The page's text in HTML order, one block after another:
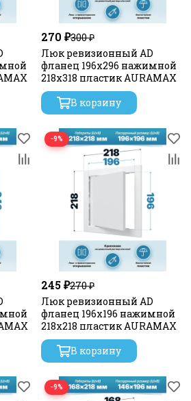
270 ₽300 ₽
Люк ревизионный AD
фланец 196х296 нажимной
218х318 пластик AURAMAX
В корзину
−9%
245 ₽270 ₽
Люк ревизионный AD
фланец 196х196 нажимной
218х218 пластик AURAMAX
В корзину
−9%